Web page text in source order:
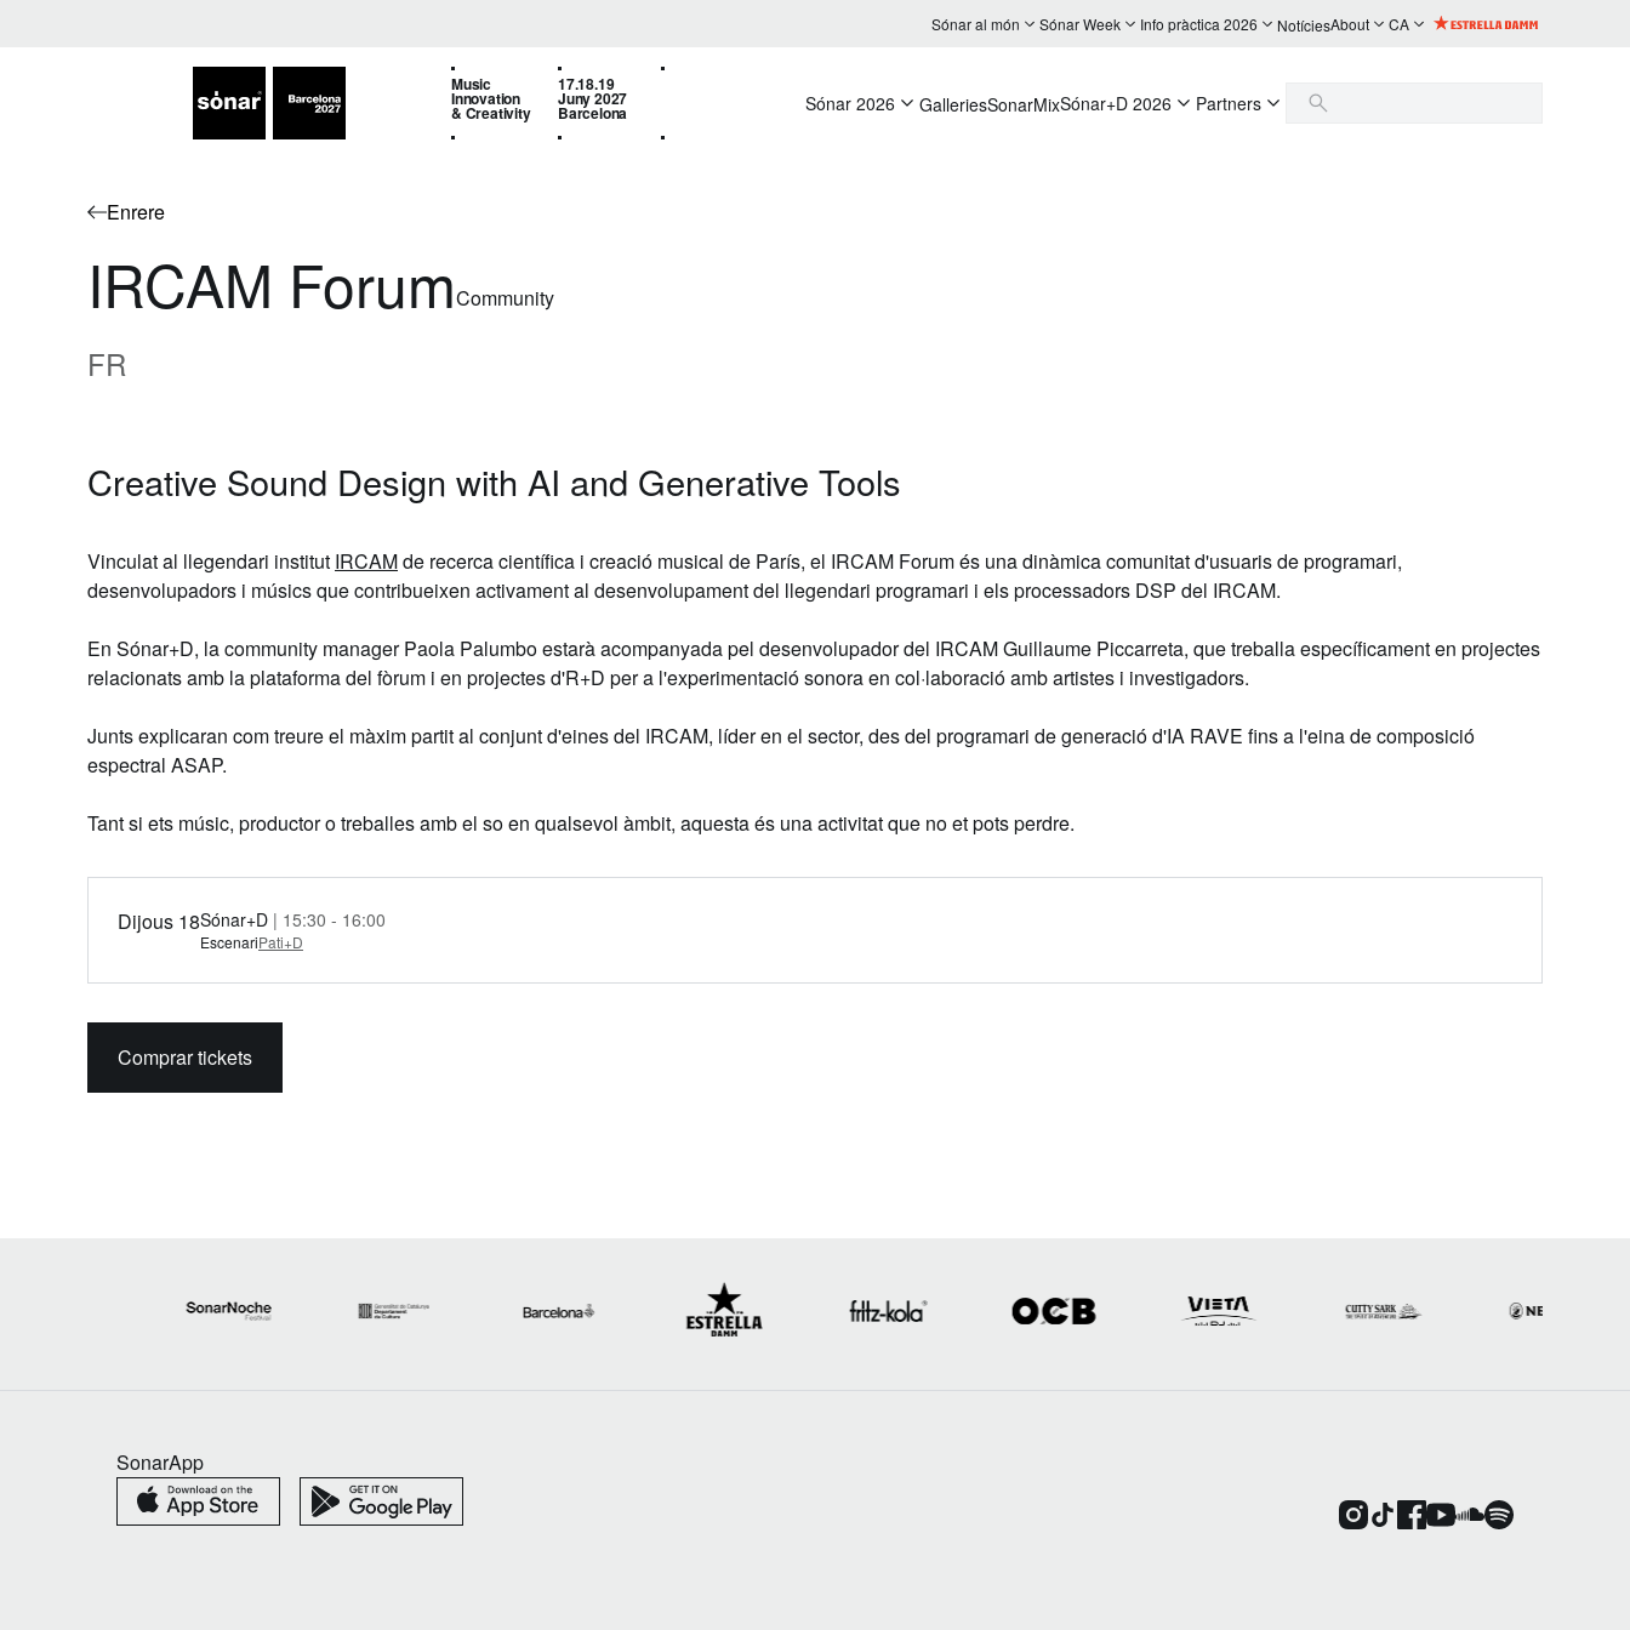
Sónar al món Sónar Week Info pràctica 2026 NotíciesAbout CA
Music
Innovation
& Creativity
17.18.19
Juny 2027
Barcelona Sónar 2026 GalleriesSonarMixSónar+D 2026 Partners
Enrere
IRCAM ForumCommunity
FR
Creative Sound Design with AI and Generative Tools
Vinculat al llegendari institut IRCAMde recerca científica i creació musical de París, el IRCAM Forumés una dinàmica comunitat d'usuaris de programari,
desenvolupadors i músics que contribueixen activament al desenvolupament del llegendari programari i els processadors DSP del IRCAM.
En Sónar+D, la community managerPaola Palumboestarà acompanyada pel desenvolupador del IRCAMGuillaume Piccarreta, que treballa específicament en projectes
relacionats amb la plataforma del fòrum i en projectes d'R+D per a l'experimentació sonora en col·laboració amb artistes i investigadors.
Junts explicaran com treure el màxim partit al conjunt d'eines del IRCAM, líder en el sector, des del programari de generació d'IA RAVE fins a l'eina de composició
espectral ASAP.
Tant si ets músic, productor o treballes amb el so en qualsevol àmbit, aquesta és una activitat que no et pots perdre.
Dijous 18Sónar+D | 15:30 - 16:00
EscenariPati+D
Comprar tickets
SonarApp